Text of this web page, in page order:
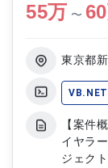
ストの
運用お
性能改
理支援
55万 〜 60
東京都
VB.NET
【案件
イヤラ
ジェク